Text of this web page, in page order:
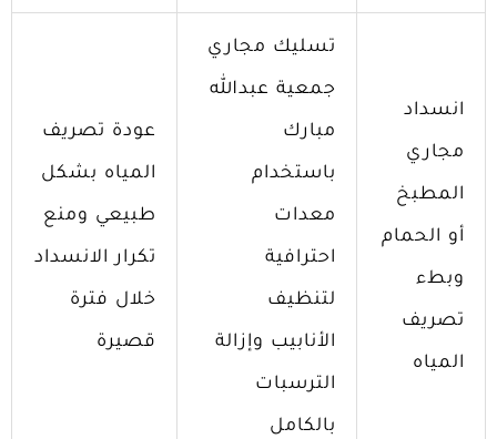
انسداد
مجاري
المطبخ
أو الحمام
وبطء
تصريف
المياه
تسليك مجاري
جمعية عبدالله
مبارك
باستخدام
معدات
احترافية
لتنظيف
الأنابيب وإزالة
الترسبات
بالكامل
عودة تصريف
المياه بشكل
طبيعي ومنع
تكرار الانسداد
خلال فترة
قصيرة